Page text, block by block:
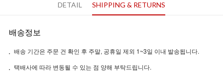
DETAIL SHIPPING & RETURNS
배송정보
배송 기간은 주문 건 확인 후 주말, 공휴일 제외 1~3일 이내 발송됩니다.
택배사에 따라 변동될 수 있는 점 양해 부탁드립니다.